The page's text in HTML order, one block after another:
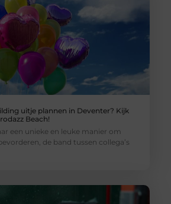
uitje plannen in Deventer? Kijk
Beach!
een unieke en leuke manier om
de band tussen collega’s